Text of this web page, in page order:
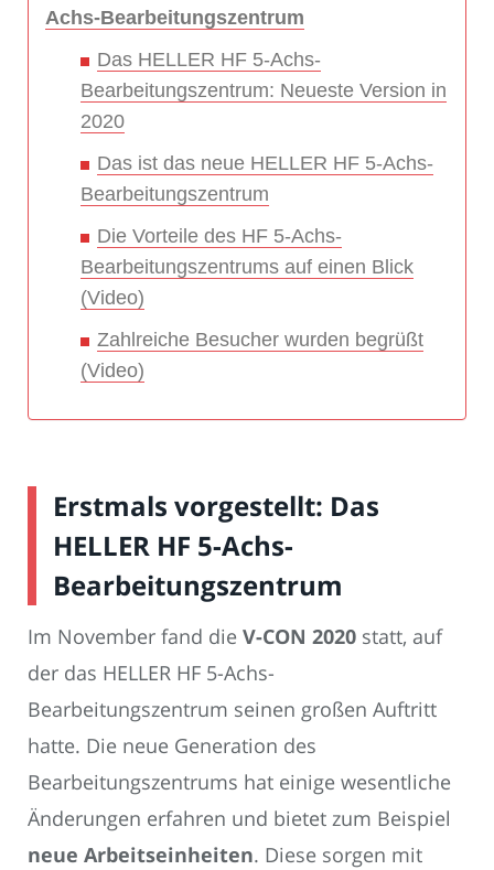
Achs-Bearbeitungszentrum
Das HELLER HF 5-Achs-
Bearbeitungszentrum: Neueste Version in
2020
Das ist das neue HELLER HF 5-Achs-
Bearbeitungszentrum
Die Vorteile des HF 5-Achs-
Bearbeitungszentrums auf einen Blick
(Video)
Zahlreiche Besucher wurden begrüßt
(Video)
Erstmals vorgestellt: Das
HELLER HF 5-Achs-
Bearbeitungszentrum
Im November fand die V-CON 2020 statt, auf
der das HELLER HF 5-Achs-
Bearbeitungszentrum seinen großen Auftritt
hatte. Die neue Generation des
Bearbeitungszentrums hat einige wesentliche
Änderungen erfahren und bietet zum Beispiel
neue Arbeitseinheiten. Diese sorgen mit